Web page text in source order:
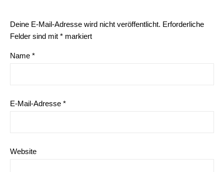
Deine E-Mail-Adresse wird nicht veröffentlicht. Erforderliche
Felder sind mit * markiert
Name *
E-Mail-Adresse *
Website